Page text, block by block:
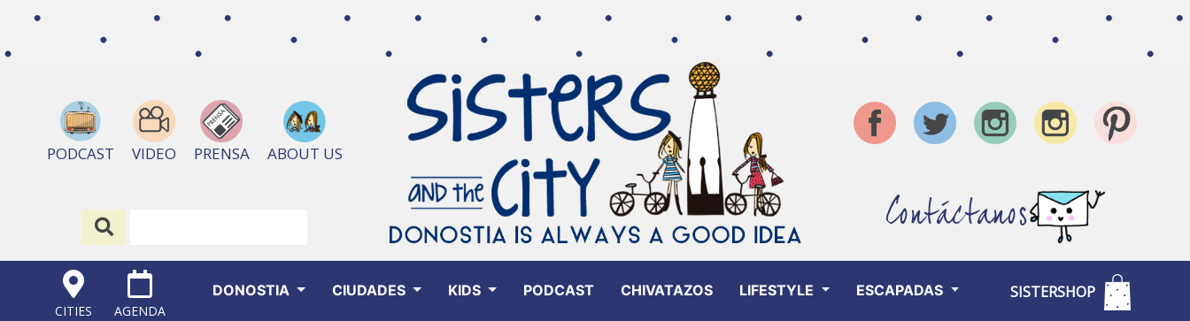
PODCAST VIDEO PRENSA ABOUT US
Contáctanos
CITIES AGENDA
DONOSTIA CIUDADES KIDS PODCAST CHIVATAZOS LIFESTYLE ESCAPADAS SISTERSHOP